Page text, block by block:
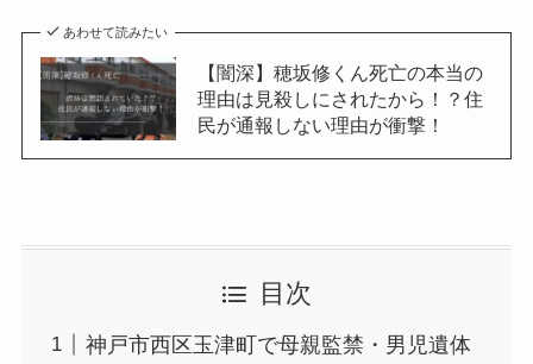
あわせて読みたい
【闇深】穂坂修くん死亡の本当の
理由は見殺しにされたから！？住
民が通報しない理由が衝撃！
目次
神戸市西区玉津町で母親監禁・男児遺体